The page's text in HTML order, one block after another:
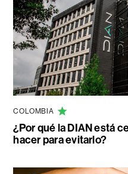
COLOMBIA
¿Por qué la DIAN está
hacer para evitarlo?